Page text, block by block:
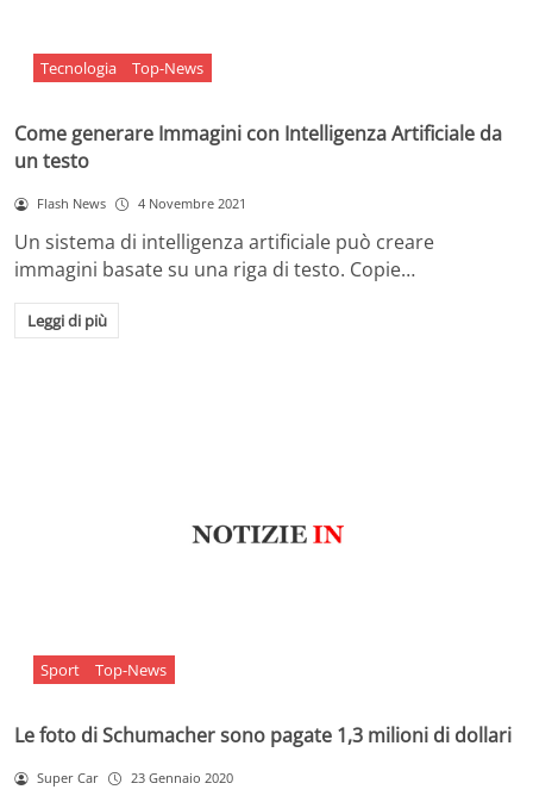
Tecnologia Top-News
Come generare Immagini con Intelligenza Artificiale da
un testo
Flash News 4 Novembre 2021
Un sistema di intelligenza artificiale può creare
immagini basate su una riga di testo. Copie…
Leggi di più
Sport Top-News
Le foto di Schumacher sono pagate 1,3 milioni di dollari
Super Car 23 Gennaio 2020